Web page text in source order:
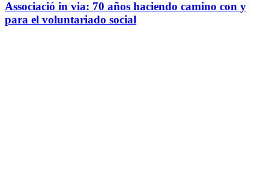
Associació in via: 70 años haciendo camino con y
para el voluntariado social